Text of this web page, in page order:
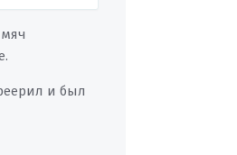
и был